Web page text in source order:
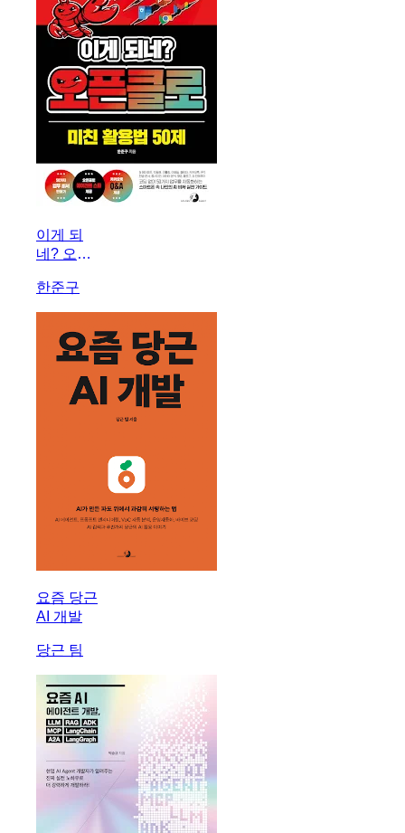
이게 되
네? 오픈
활용법
50제
한준구
요즘 당근
AI 개발
당근 팀